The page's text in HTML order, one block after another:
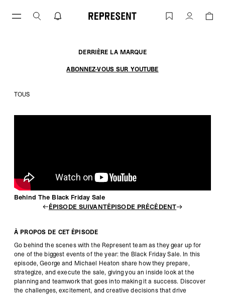
Behind The Black Friday Sale |Compte
DERRIÈRE LA MARQUE
ABONNEZ-VOUS SUR YOUTUBE
TOUS
Behind The Black Friday Sale
ÉPISODE SUIVANTÉPISODE PRÉCÉDENT
À PROPOS DE CET ÉPISODE
Go behind the scenes with the Represent team as they gear up for
one of the biggest events of the year: the Black Friday Sale. In this
episode, George and Michael Heaton share how they prepare,
strategize, and execute the sale, giving you an inside look at the
planning and teamwork that goes into making it a success. Discover
the challenges, excitement, and creative decisions that drive